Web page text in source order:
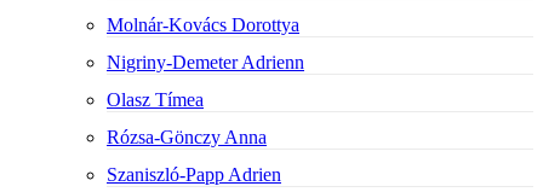
Molnár-Kovács Dorottya
Nigriny-Demeter Adrienn
Olasz Tímea
Rózsa-Gönczy Anna
Szaniszló-Papp Adrien